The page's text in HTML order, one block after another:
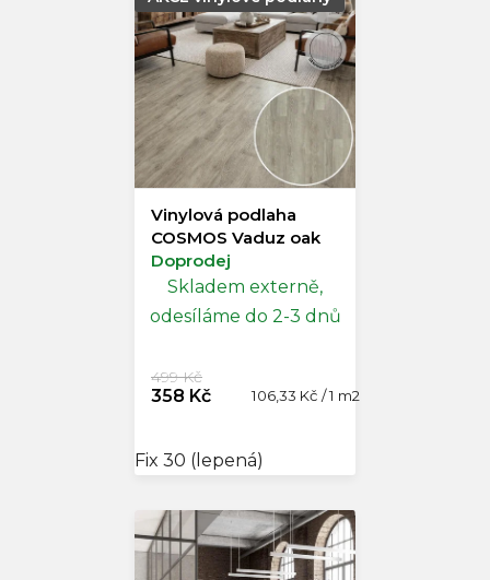
Vinylová podlaha
COSMOS Vaduz oak
Doprodej
Skladem externě,
odesíláme do 2-3 dnů
358 Kč
499 Kč
Měrná
106,33 Kč / 1 m2
Fix 30 (lepená)